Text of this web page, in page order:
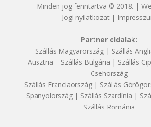
Minden jog fenntartva © 2018. |
Jogi nyilatkozat|
Partner oldalak:
Szállás Magyarország| Szállás
Ausztria | Szállás Bulgária | Szállás
Csehország
Szállás Franciaország| Szállás
Spanyolország | Szállás Szardínia |
Szállás Románia